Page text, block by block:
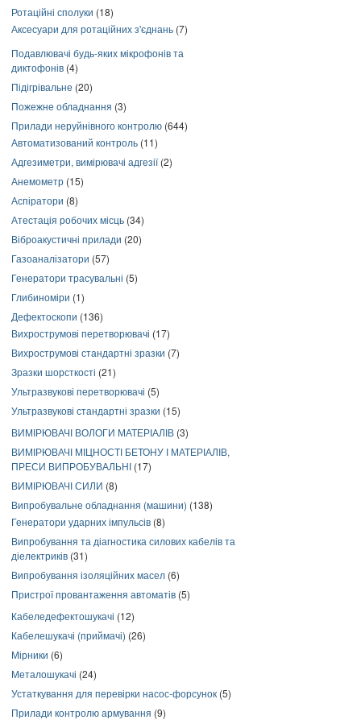
Ротаційні сполуки (18)
Аксесуари для ротаційних з'єднань (7)
Подавлювачі будь-яких мікрофонів та
диктофонів (4)
Підігрівальне (20)
Пожежне обладнання (3)
Прилади неруйнівного контролю (644)
Автоматизований контроль (11)
Адгезиметри, вимірювачі адгезії(2)
Анемометр (15)
Аспіратори (8)
Атестація робочих місць (34)
Віброакустичні прилади (20)
Газоаналізатори (57)
Генератори трасувальні (5)
Глибиноміри (1)
Дефектоскопи (136)
Вихрострумові перетворювачі (17)
Вихрострумові стандартні зразки (7)
Зразки шорсткості (21)
Ультразвукові перетворювачі (5)
Ультразвукові стандартні зразки (15)
ВИМІРЮВАЧІ ВОЛОГИ МАТЕРІАЛІВ (3)
ВИМІРЮВАЧІ МІЦНОСТІ БЕТОНУ І МАТЕРІАЛІВ,
ПРЕСИ ВИПРОБУВАЛЬНІ (17)
ВИМІРЮВАЧІ СИЛИ (8)
Випробувальне обладнання (машини) (138)
Генератори ударних імпульсів (8)
Випробування та діагностика силових кабелів та
діелектриків (31)
Випробування ізоляційних масел (6)
Пристрої провантаження автоматів (5)
Кабеледефектошукачі (12)
Кабелешукачі (приймачі) (26)
Мірники (6)
Металошукачі (24)
Устаткування для перевірки насос-форсунок (5)
Прилади контролю армування (9)